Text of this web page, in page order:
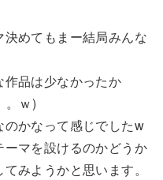
めてもまー結局みんな
品は少なかったか
。ｗ)
かなって感じでしたw
マを設けるのかどうか
みようかと思います。